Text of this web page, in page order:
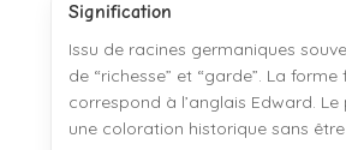
Signification
Issu de racines germaniques
de “richesse” et “garde”. La
correspond à l’anglais Edward.
une coloration historique sans